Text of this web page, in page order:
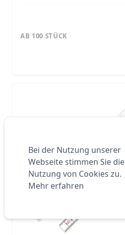
AB 100 STÜCK
Bei der Nutzung unserer
Webseite stimmen Sie die
Nutzung von Cookies zu.
Mehr erfahren